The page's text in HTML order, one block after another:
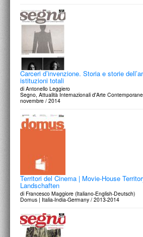
Carceri d’invenzione. Storia e storie
istituzioni totali
di Antonello Leggiero
Segno, Attualità Internazionali d'Arte
novembre / 2014
Territori del Cinema | Movie-House
Landschaften
di Francesco Maggiore (Italiano-English-Deutsch)
Domus | Italia-India-Germany / 2013-2014